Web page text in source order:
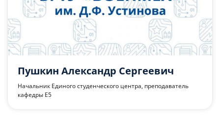
Пушкин Александр Сергеевич
Начальник Единого студенческого центра, преподаватель
кафедры Е5